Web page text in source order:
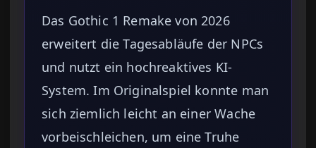
Das Gothic 1 Remake von 2026
erweitert die Tagesabläufe der NPCs
und nutzt ein hochreaktives KI-
System. Im Originalspiel konnte man
sich ziemlich leicht an einer Wache
vorbeischleichen, um eine Truhe